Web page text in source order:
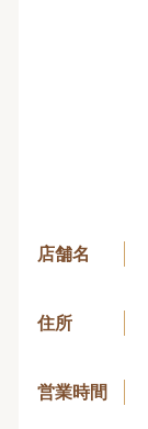
店舗名
住所
営業時間